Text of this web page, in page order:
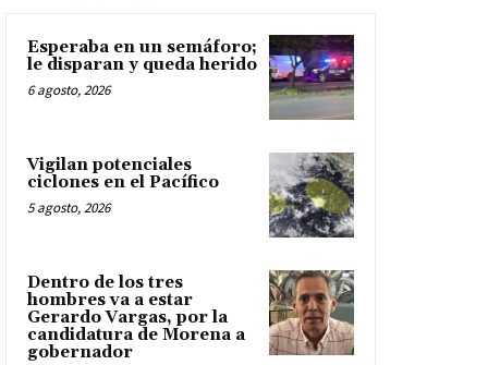
Esperaba en un semáforo;
le disparan y queda herido
6 agosto, 2026
Vigilan potenciales
ciclones en el Pacífico
5 agosto, 2026
Dentro de los tres
hombres va a estar
Gerardo Vargas, por la
candidatura de Morena a
gobernador